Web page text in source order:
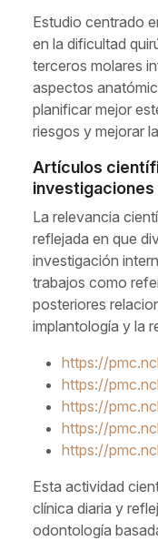
Estudio centrado
en la dificultad
terceros molares
aspectos
planificar mejor
riesgos y mejorar
Artículos
investigaciones
La relevancia
reflejada en que
investigación
trabajos como
posteriores
implantología y la
https://
https://
https://
https://
https://
Esta actividad
clínica diaria y
odontología